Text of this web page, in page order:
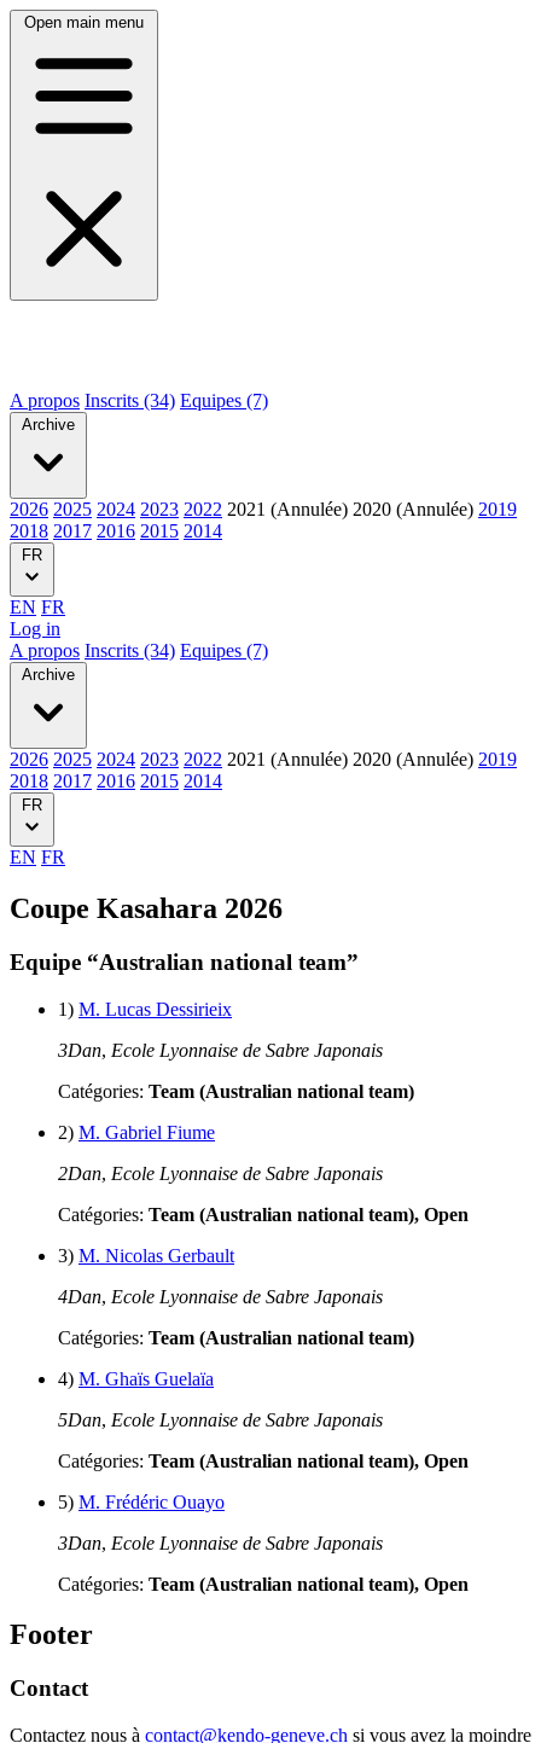
Open main menu
A propos Inscrits (34) Equipes (7)
Archive
2026 2025 2024 2023 2022 2021 (Annulée) 2020 (Annulée) 2019
2018 2017 2016 2015 2014
FR
EN FR
Log in
A propos Inscrits (34) Equipes (7)
Archive
2026 2025 2024 2023 2022 2021 (Annulée) 2020 (Annulée) 2019
2018 2017 2016 2015 2014
FR
EN FR
Coupe Kasahara 2026
Equipe “Australian national team”
1) M. Lucas Dessirieix
3Dan, Ecole Lyonnaise de Sabre Japonais
Catégories: Team (Australian national team)
2) M. Gabriel Fiume
2Dan, Ecole Lyonnaise de Sabre Japonais
Catégories: Team (Australian national team), Open
3) M. Nicolas Gerbault
4Dan, Ecole Lyonnaise de Sabre Japonais
Catégories: Team (Australian national team)
4) M. Ghaïs Guelaïa
5Dan, Ecole Lyonnaise de Sabre Japonais
Catégories: Team (Australian national team), Open
5) M. Frédéric Ouayo
3Dan, Ecole Lyonnaise de Sabre Japonais
Catégories: Team (Australian national team), Open
Footer
Contact
Contactez nous à contact@kendo-geneve.ch si vous avez la moindre